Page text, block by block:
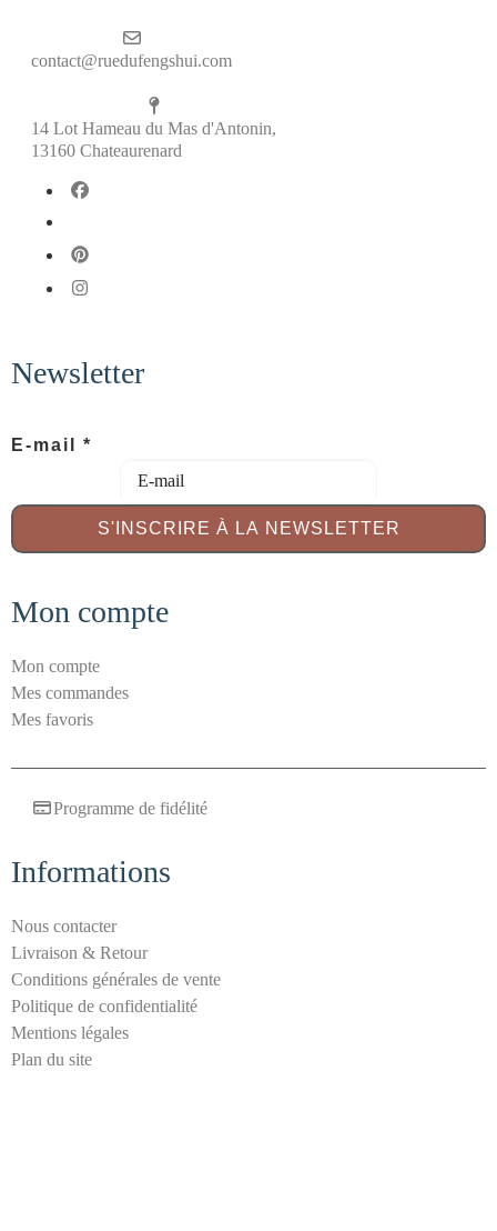
contact@ruedufengshui.com
14 Lot Hameau du Mas d'Antonin,
13160 Chateaurenard
Newsletter
E-mail *
E
-
i
S
é
c
é
n
t
i
-
s
p
S'INSCRIRE À LA NEWSLETTER
Mon compte
Mon compte
Mes commandes
Mes favoris
Programme de fidélité
Informations
Nous contacter
Livraison & Retour
Conditions générales de vente
Politique de confidentialité
Mentions légales
Plan du site